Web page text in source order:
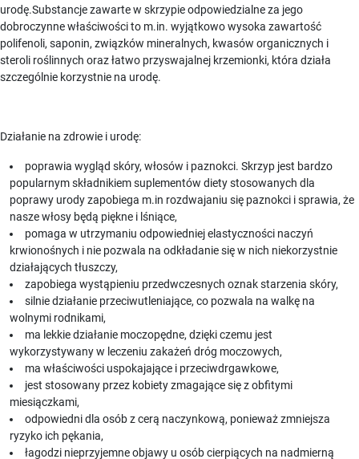
urodę.Substancje zawarte w skrzypie odpowiedzialne za jego
dobroczynne właściwości to m.in. wyjątkowo wysoka zawartość
polifenoli, saponin, związków mineralnych, kwasów organicznych i
steroli roślinnych oraz łatwo przyswajalnej krzemionki, która działa
szczególnie korzystnie na urodę.
Działanie na zdrowie i urodę:
poprawia wygląd skóry, włosów i paznokci. Skrzyp jest bardzo
popularnym składnikiem suplementów diety stosowanych dla
poprawy urody zapobiega m.in rozdwajaniu się paznokci i sprawia, że
nasze włosy będą piękne i lśniące,
pomaga w utrzymaniu odpowiedniej elastyczności naczyń
krwionośnych i nie pozwala na odkładanie się w nich niekorzystnie
działających tłuszczy,
zapobiega wystąpieniu przedwczesnych oznak starzenia skóry,
silnie działanie przeciwutleniające, co pozwala na walkę na
wolnymi rodnikami,
ma lekkie działanie moczopędne, dzięki czemu jest
wykorzystywany w leczeniu zakażeń dróg moczowych,
ma właściwości uspokajające i przeciwdrgawkowe,
jest stosowany przez kobiety zmagające się z obfitymi
miesiączkami,
odpowiedni dla osób z cerą naczynkową, ponieważ zmniejsza
ryzyko ich pękania,
łagodzi nieprzyjemne objawy u osób cierpiących na nadmierną